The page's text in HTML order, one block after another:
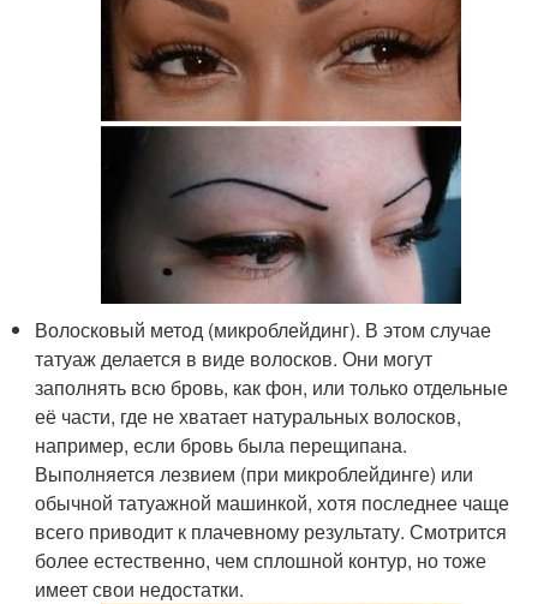
Волосковый метод (микроблейдинг). В этом случае
татуаж делается в виде волосков. Они могут
заполнять всю бровь, как фон, или только отдельные
её части, где не хватает натуральных волосков,
например, если бровь была перещипана.
Выполняется лезвием (при микроблейдинге) или
обычной татуажной машинкой, хотя последнее чаще
всего приводит к плачевному результату. Смотрится
более естественно, чем сплошной контур, но тоже
имеет свои недостатки.